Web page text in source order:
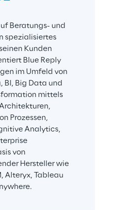
Beratungs- und
spezialisiertes
Kunden
Blue Reply
im Umfeld von
BI, Big Data und
mittels
Prozessen,
Analytics,
von
Hersteller wie
Alteryx, Tableau